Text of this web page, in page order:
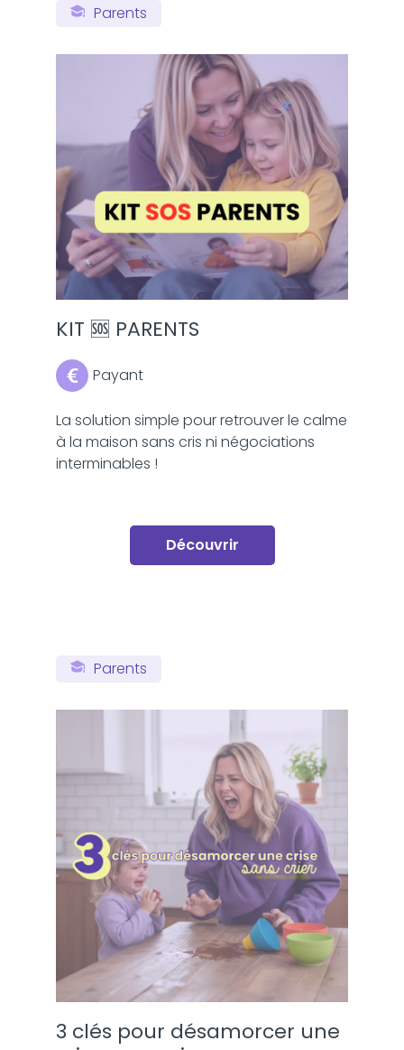
Parents
KIT 🆘 PARENTS
Payant
La solution simple pour retrouver le calme
à la maison sans cris ni négociations
interminables !
Découvrir
Parents
3 clés pour désamorcer une